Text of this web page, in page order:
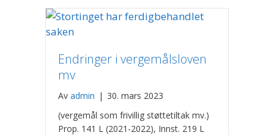
Endringer i vergemålsloven
mv
Av admin | 30. mars 2023
(vergemål som frivillig støttetiltak mv.)
Prop. 141 L (2021-2022), Innst. 219 L